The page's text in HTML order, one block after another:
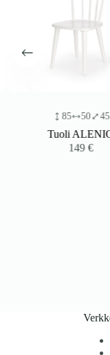
85 50 45
Tuoli ALENIO
149€